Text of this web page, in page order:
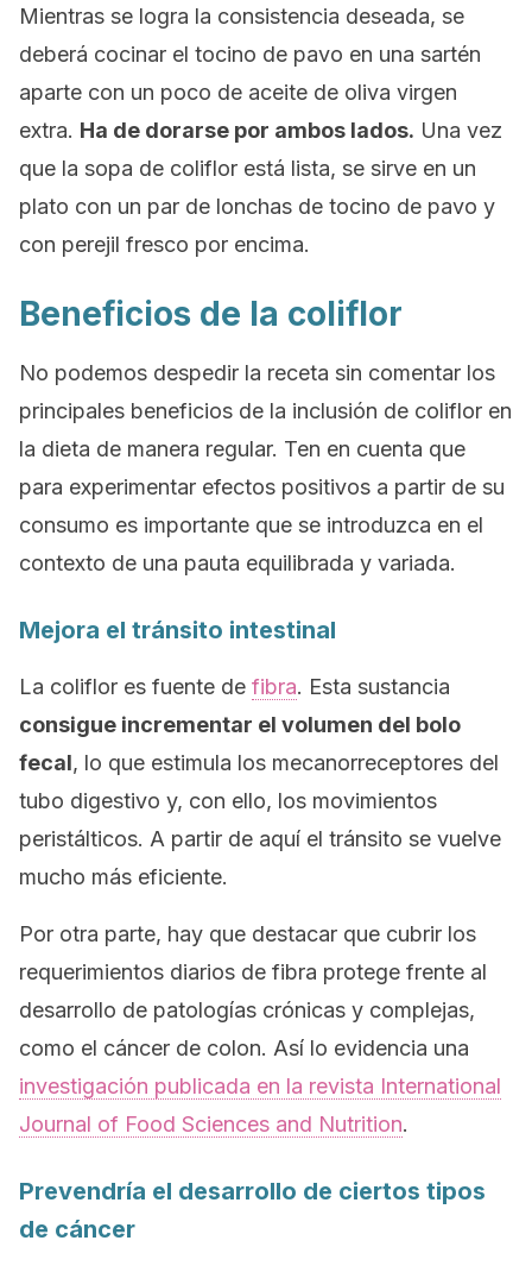
Mientras se logra la consistencia deseada, se
deberá cocinar el tocino de pavo en una sartén
aparte con un poco de aceite de oliva virgen
extra. Ha de dorarse por ambos lados. Una vez
que la sopa de coliflor está lista, se sirve en un
plato con un par de lonchas de tocino de pavo y
con perejil fresco por encima.
Beneficios de la coliflor
No podemos despedir la receta sin comentar los
principales beneficios de la inclusión de coliflor en
la dieta de manera regular. Ten en cuenta que
para experimentar efectos positivos a partir de su
consumo es importante que se introduzca en el
contexto de una pauta equilibrada y variada.
Mejora el tránsito intestinal
La coliflor es fuente de fibra. Esta sustancia
consigue incrementar el volumen del bolo
fecal, lo que estimula los mecanorreceptores del
tubo digestivo y, con ello, los movimientos
peristálticos. A partir de aquí el tránsito se vuelve
mucho más eficiente.
Por otra parte, hay que destacar que cubrir los
requerimientos diarios de fibra protege frente al
desarrollo de patologías crónicas y complejas,
como el cáncer de colon. Así lo evidencia una
investigación publicada en la revista International
Journal of Food Sciences and Nutrition.
Prevendría el desarrollo de ciertos tipos
de cáncer